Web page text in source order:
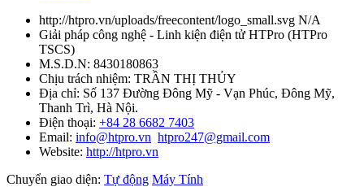
http://htpro.vn/uploads/freecontent/logo_small.svg N/A
Giải pháp công nghệ - Linh kiện điện tử HTPro (HTPro
TSCS)
M.S.D.N: 8430180863
Chịu trách nhiệm: TRẦN THỊ THỦY
Địa chỉ: Số 137 Đường Đông Mỹ - Vạn Phúc, Đông Mỹ,
Thanh Trì, Hà Nội.
Điện thoại: +84 28 6682 7403
Email: info@htpro.vn htpro247@gmail.com
Website: http://htpro.vn
Chuyển giao diện: Tự động Máy Tính